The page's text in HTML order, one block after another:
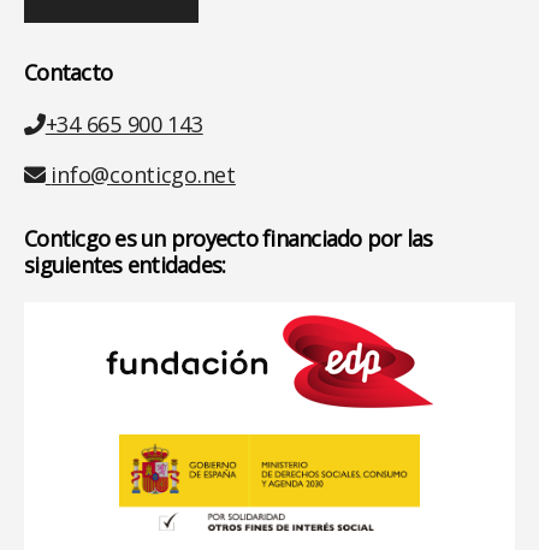
Contacto
Teléfono
+34 665 900 143
Email
info@conticgo.net
Conticgo es un proyecto financiado por las
siguientes entidades: